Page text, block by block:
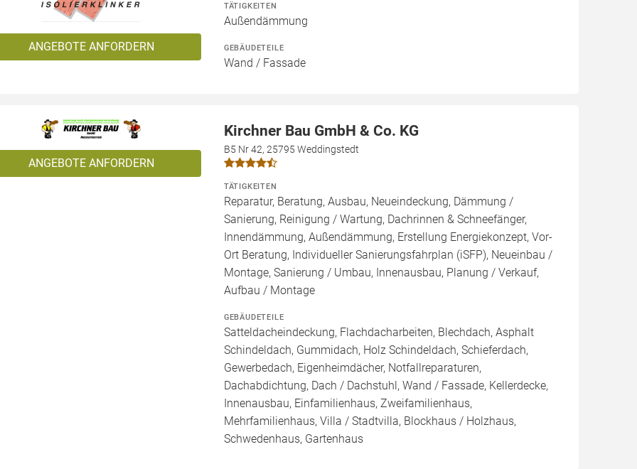
ANGEBOTE ANFORDERN
TÄTIGKEITEN
Außendämmung
GEBÄUDETEILE
Wand / Fassade
ANGEBOTE ANFORDERN
Kirchner Bau GmbH & Co. KG
B5 Nr 42, 25795 Weddingstedt
TÄTIGKEITEN
Reparatur, Beratung, Ausbau, Neueindeckung, Dämmung /
Sanierung, Reinigung / Wartung, Dachrinnen & Schneefänger,
Innendämmung, Außendämmung, Erstellung Energiekonzept, Vor-
Ort Beratung, Individueller Sanierungsfahrplan (iSFP), Neueinbau /
Montage, Sanierung / Umbau, Innenausbau, Planung / Verkauf,
Aufbau / Montage
GEBÄUDETEILE
Satteldacheindeckung, Flachdacharbeiten, Blechdach, Asphalt
Schindeldach, Gummidach, Holz Schindeldach, Schieferdach,
Gewerbedach, Eigenheimdächer, Notfallreparaturen,
Dachabdichtung, Dach / Dachstuhl, Wand / Fassade, Kellerdecke,
Innenausbau, Einfamilienhaus, Zweifamilienhaus,
Mehrfamilienhaus, Villa / Stadtvilla, Blockhaus / Holzhaus,
Schwedenhaus, Gartenhaus